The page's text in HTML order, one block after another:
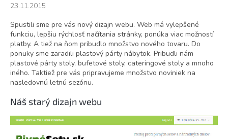
23.11.2015
Spustili sme pre vás nový dizajn webu. Web má vylepšené
funkciu, lepšiu rýchlosť načítania stránky, ponúka viac možností
platby. A tiež na ňom pribudlo množstvo nového tovaru. Do
ponuky sme zaradili plastový párty nábytok. Pribudli nám
plastové párty stoly, bufetové stoly, cateringové stoly a mnoho
iného. Taktiež pre vás pripravujeme množstvo noviniek na
nasledovnú letnú sezónu.
Náš starý dizajn webu